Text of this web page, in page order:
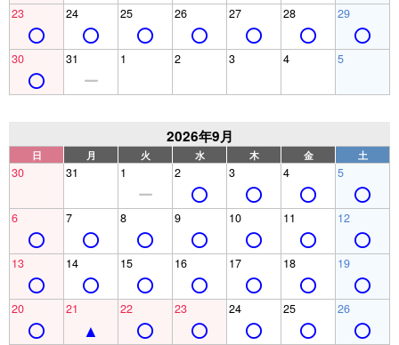
23 24 25 26 27 28 29
30 31 1 2 3 4 5
2026年9月
日 月 火 水 木 金 土
30 31 1 2 3 4 5
6 7 8 9 10 11 12
13 14 15 16 17 18 19
20 21 22 23 24 25 26